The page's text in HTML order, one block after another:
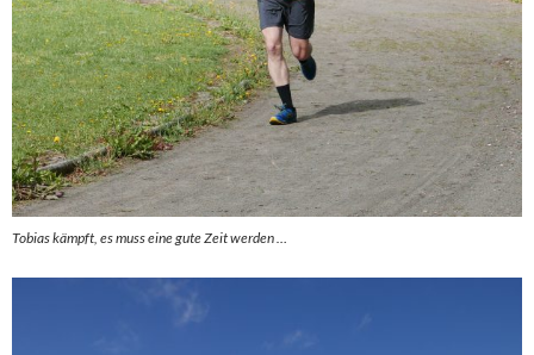
Tobias kämpft, es muss eine gute Zeit werden …